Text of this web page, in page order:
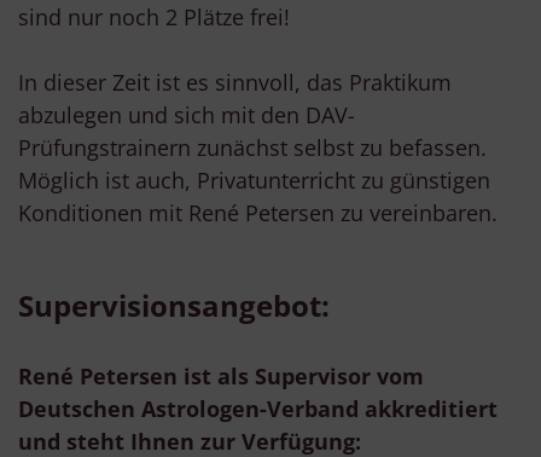
sind nur noch 2 Plätze frei!
In dieser Zeit ist es sinnvoll, das Praktikum
abzulegen und sich mit den DAV-
Prüfungstrainern zunächst selbst zu befassen.
Möglich ist auch, Privatunterricht zu günstigen
Konditionen mit René Petersen zu vereinbaren.
Supervisionsangebot:
René Petersen ist als Supervisor vom
Deutschen Astrologen-Verband akkreditiert
und steht Ihnen zur Verfügung: